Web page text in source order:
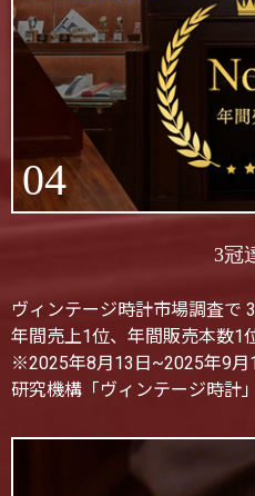
04
3冠
ヴィンテージ時計市場調査で
年間売上1位、年間販売本数1
※2025年8月13日~2025年9月
研究機構「ヴィンテージ時計